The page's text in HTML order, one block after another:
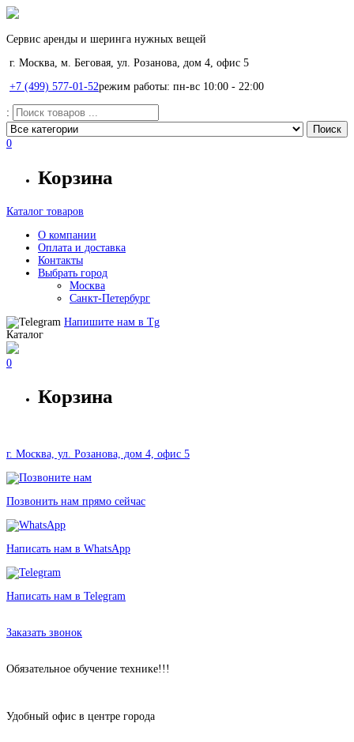
Сервис аренды и шеринга нужных вещей
г. Москва, м. Беговая, ул. Розанова, дом 4, офис 5
+7 (499) 577-01-52режим работы: пн-вс 10:00 - 22:00
:
0
Корзина
Каталог товаров
О компании
Оплата и доставка
Контакты
Выбрать город
Москва
Санкт-Петербург
Напишите нам в Tg
Каталог
0
Корзина
г. Москва, ул. Розанова, дом 4, офис 5
Позвонить нам прямо сейчас
Написать нам в WhatsApp
Написать нам в Telegram
Заказать звонок
Обязательное обучение технике!!!
Удобный офис в центре города